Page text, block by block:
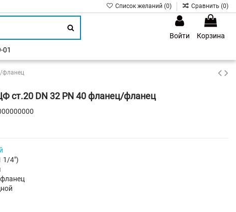
Список желаний (0) Сравнить (0)
Войти
Корзина
01
фланец
ст.20 DN 32 PN 40 фланец/фланец
1/4")